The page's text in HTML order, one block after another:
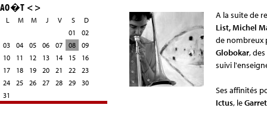
AO�T <>
L M M J V S
D
01
02
03
04 05 06 07 08
09
10
11 12 13 14 15
16
17
18 19 20 21 22
23
24
25 26 27 28 29
30
31
A la suite de
List, Michel
de nombreux
Globokar,
suivi
Ses affinités
Ictus, le